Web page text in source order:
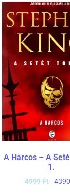
A Harcos – A
1.
4999Ft 4390